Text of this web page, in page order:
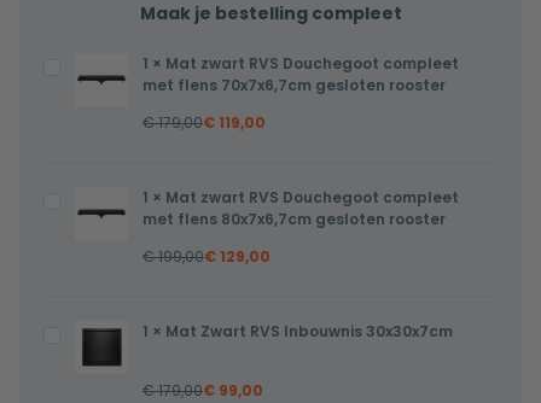
Maak je bestelling compleet
Mat
compleet
met
rooster
1 × Mat zwart RVS Douchegoot compleet
met flens 70x7x6,7cm gesloten rooster
€179,00€ 119,00
Mat
compleet
1 × Mat zwart RVS Douchegoot compleet
met flens 80x7x6,7cm gesloten rooster
€199,00€ 129,00
Mat
Zwart
1 × Mat Zwart RVS Inbouwnis 30x30x7cm
€179,00€ 99,00